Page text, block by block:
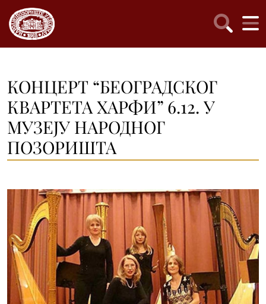
КОНЦЕРТ “БЕОГРАДСКОГ
КВАРТЕТА ХАРФИ” 6.12. У
МУЗЕЈУ НАРОДНОГ
ПОЗОРИШТА